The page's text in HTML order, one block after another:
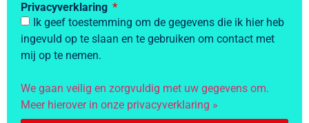
Privacyverklaring
Ik geef toestemming om de gegevens die ik hier heb
ingevuld op te slaan en te gebruiken om contact met
mij op te nemen.
We gaan veilig en zorgvuldig met uw gegevens om.
Meer hierover in onze privacyverklaring »